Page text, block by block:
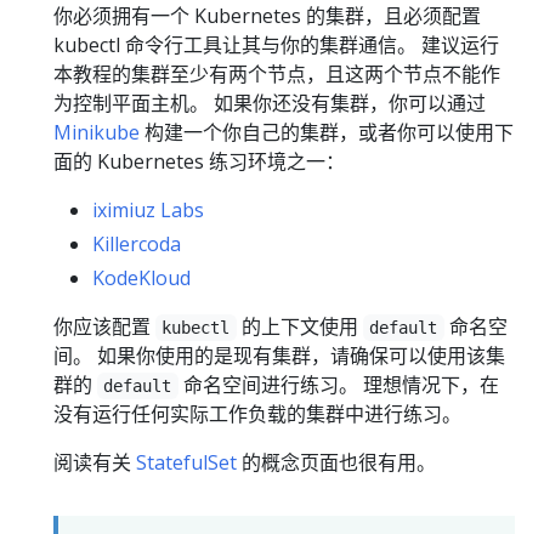
你必须拥有一个 Kubernetes 的集群，且必须配置
kubectl 命令行工具让其与你的集群通信。 建议运行
本教程的集群至少有两个节点，且这两个节点不能作
为控制平面主机。 如果你还没有集群，你可以通过
Minikube 构建一个你自己的集群，或者你可以使用下
面的 Kubernetes 练习环境之一：
iximiuz Labs
Killercoda
KodeKloud
你应该配置
kubectl 的上下文使用 default
命名空
间。 如果你使用的是现有集群，请确保可以使用该集
群的
default
命名空间进行练习。 理想情况下，在
没有运行任何实际工作负载的集群中进行练习。
阅读有关 StatefulSet 的概念页面也很有用。